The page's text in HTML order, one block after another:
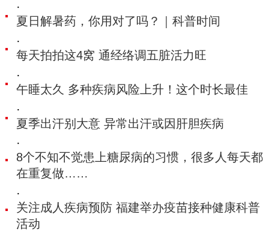
·
夏日解暑药，你用对了吗？｜科普时间
·
每天拍拍这4窝 通经络调五脏活力旺
·
午睡太久 多种疾病风险上升！这个时长最佳
·
夏季出汗别大意 异常出汗或因肝胆疾病
·
8个不知不觉患上糖尿病的习惯，很多人每天都
在重复做……
·
关注成人疾病预防 福建举办疫苗接种健康科普
活动